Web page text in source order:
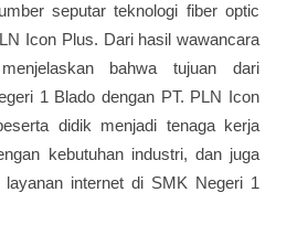
seputar teknologi fiber optic
Icon Plus. Dari hasil wawancara
bahwa tujuan dari
1 Blado dengan PT. PLN Icon
didik menjadi tenaga kerja
kebutuhan industri, dan juga
layanan internet di SMK Negeri 1